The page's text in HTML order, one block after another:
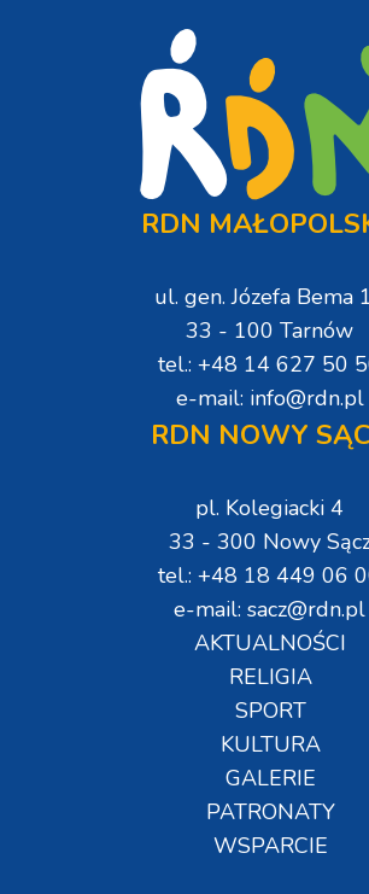
RDN
ul. gen. Józefa Bema
33 - 100 Tarnów
tel.: +48 14 627 50
e-mail: info@rdn.pl
RDN NOWY
pl. Kolegiacki 4
33 - 300 Nowy
tel.: +48 18 449 06
e-mail: sacz@rdn.pl
AKTUALNOŚCI
RELIGIA
SPORT
KULTURA
GALERIE
PATRONATY
WSPARCIE